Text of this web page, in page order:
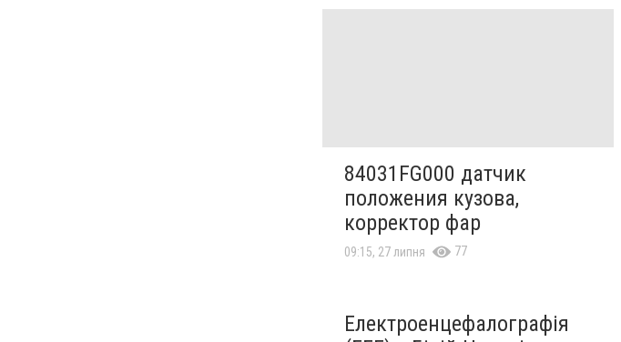
84031FG000 датчик
положения кузова,
корректор фар
09:15, 27 липня 77
Електроенцефалографія